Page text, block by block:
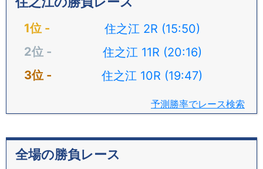
住之江 2R (15:50)
住之江 11R (20:16)
住之江 10R (19:47)
予測勝率でレース検索
全場の勝負レース